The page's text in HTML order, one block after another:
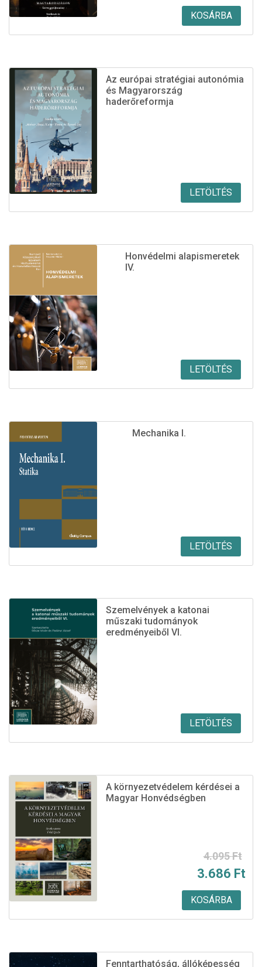
was:
5.066 Ft.
is:
4.559 Ft.
KOSÁRBA
Az európai stratégiai autonómia
és Magyarország
haderőreformja
LETÖLTÉS
Honvédelmi alapismeretek
IV.
LETÖLTÉS
Mechanika I.
LETÖLTÉS
Szemelvények a katonai
műszaki tudományok
eredményeiből VI.
LETÖLTÉS
A környezetvédelem kérdései a
Magyar Honvédségben
4.095Ft
Original
price
was:
4.095 Ft.
3.686 Ft
Current
price
is:
3.686 Ft.
KOSÁRBA
Fenntarthatóság, állóképesség